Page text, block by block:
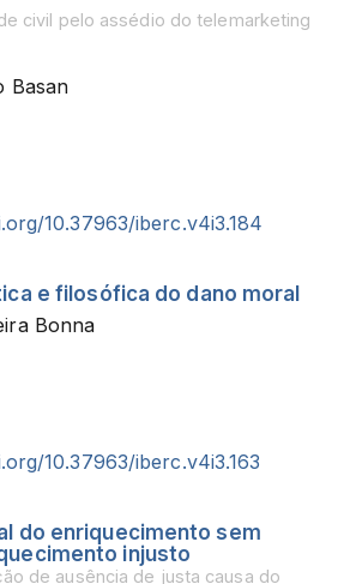
civil pelo assédio do telemarketing
Basan
10.37963/iberc.v4i3.184
e filosófica do dano moral
Bonna
10.37963/iberc.v4i3.163
do enriquecimento sem
injusto
de ausência de justa causa do